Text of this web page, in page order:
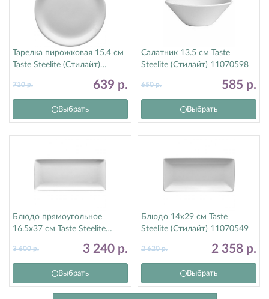
Тарелка пирожковая 15.4 см
Taste Steelite (Стилайт)
639 р.
710р.
Выбрать
Салатник 13.5 см Taste
Steelite (Стилайт) 11070598
585 р.
650р.
Выбрать
Блюдо прямоугольное
16.5х37 см Taste Steelite
3 240 р.
3 600р.
Выбрать
Блюдо 14х29 см Taste
Steelite (Стилайт) 11070549
2 358 р.
2 620р.
Выбрать